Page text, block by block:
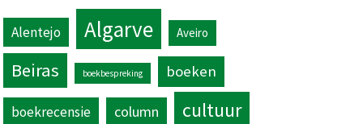
Alentejo Algarve Aveiro
Beiras boekbespreking boeken
boekrecensie column cultuur